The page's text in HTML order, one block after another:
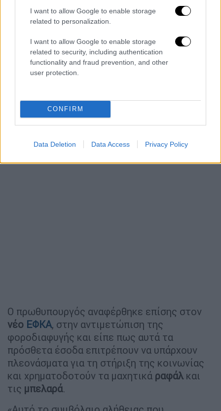
I want to allow Google to enable storage
related to personalization.
I want to allow Google to enable storage
related to security, including authentication
functionality and fraud prevention, and other
user protection.
CONFIRM
Data Deletion Data Access Privacy Policy
«Είναι σημαντικό ότι σήμερα δεν υπάρχει
ούτε μία ενεργή κατάληψη σε κανένα
δημόσιο πανεπιστήμιο και κάθε φορά που
ζητείται η συνδρομή της αστυνομίας είναι
παρούσα και εκκενώνει», σημείωσε.
Ο πρωθυπουργός αναφέρθηκε επίσης στον
νέο ΕΦΚΑ, στην αντιμετώπιση της
φοροδιαφυγής και είπε πως αυτά τα
πρόσθετα έσοδα επιτρέπουν να υπάρχουν
πλεονάσματα για τη στήριξη της κοινωνίας
και χρηματοδοτούν τα μαχητικά ραφάλ και
τις μπελαρά.